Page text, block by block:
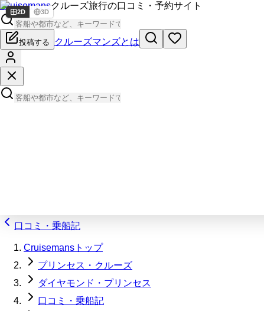
Cruisemansクルーズ旅行の口コミ・予約サイト
投稿する クルーズマンズとは
口コミ・乗船記
Cruisemansトップ
プリンセス・クルーズ
ダイヤモンド・プリンセス
口コミ・乗船記
2D 3D